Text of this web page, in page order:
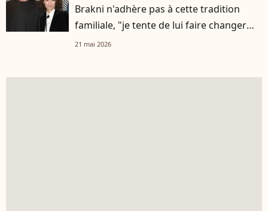
Brakni n'adhère pas à cette tradition
familiale, "je tente de lui faire changer
d'avis"
21 mai 2026